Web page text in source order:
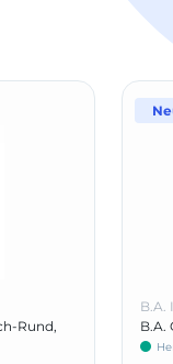
Rund,
B.A.
B.A.